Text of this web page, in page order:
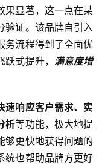
果显著，这一点在某
验证。该品牌自引入
务流程得到了全面优
式提升， 满意度增
速响应客户需求、实
析等功能，极大地提
够更快地获得问题的
统也帮助品牌方更好